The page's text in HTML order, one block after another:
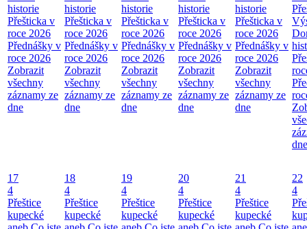
historie
Přešticka v
roce 2026
Přednášky v
roce 2026
Zobrazit
všechny
záznamy ze
dne
historie
Přešticka v
roce 2026
Přednášky v
roce 2026
Zobrazit
všechny
záznamy ze
dne
historie
Přešticka v
roce 2026
Přednášky v
roce 2026
Zobrazit
všechny
záznamy ze
dne
historie
Přešticka v
roce 2026
Přednášky v
roce 2026
Zobrazit
všechny
záznamy ze
dne
historie
Přešticka v
roce 2026
Přednášky v
roce 2026
Zobrazit
všechny
záznamy ze
dne
dne
17
4
Přeštice
kupecké
18
4
Přeštice
kupecké
19
4
Přeštice
kupecké
20
4
Přeštice
kupecké
21
4
Přeštice
kupecké
22
4